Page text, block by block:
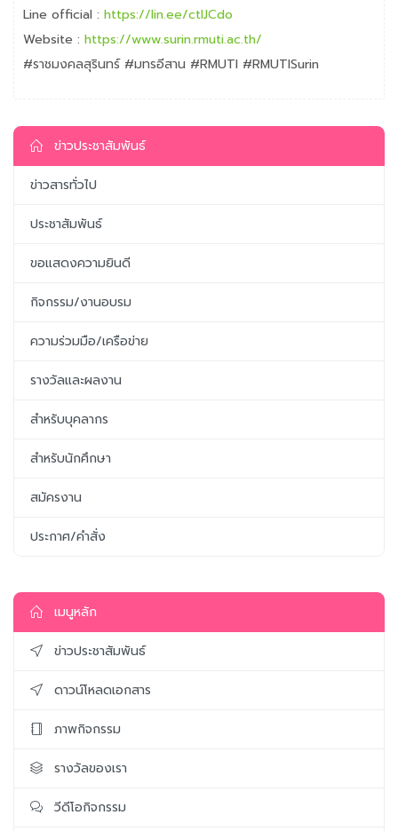
Line official : https://lin.ee/ctlJCdo
Website : https://www.surin.rmuti.ac.th/
#ราชมงคลสุรินทร์ #มทรอีสาน #RMUTI #RMUTISurin
ข่าวประชาสัมพันธ์
ข่าวสารทั่วไป
ประชาสัมพันธ์
ขอแสดงความยินดี
กิจกรรม/งานอบรม
ความร่วมมือ/เครือข่าย
รางวัลและผลงาน
สำหรับบุคลากร
สำหรับนักศึกษา
สมัครงาน
ประกาศ/คำสั่ง
เมนูหลัก
ข่าวประชาสัมพันธ์
ดาวน์โหลดเอกสาร
ภาพกิจกรรม
รางวัลของเรา
วีดีโอกิจกรรม